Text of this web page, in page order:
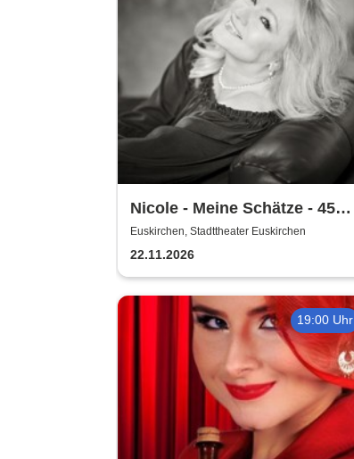
Nicole - Meine Schätze - 45
Jahre Jubiläumstour
Euskirchen, Stadttheater Euskirchen
22.11.2026
19:00 Uhr